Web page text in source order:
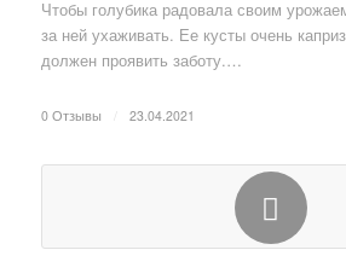
Чтобы голубика радовала своим
за ней ухаживать. Ее кусты очень
должен проявить заботу.…
0 Отзывы 23.04.2021